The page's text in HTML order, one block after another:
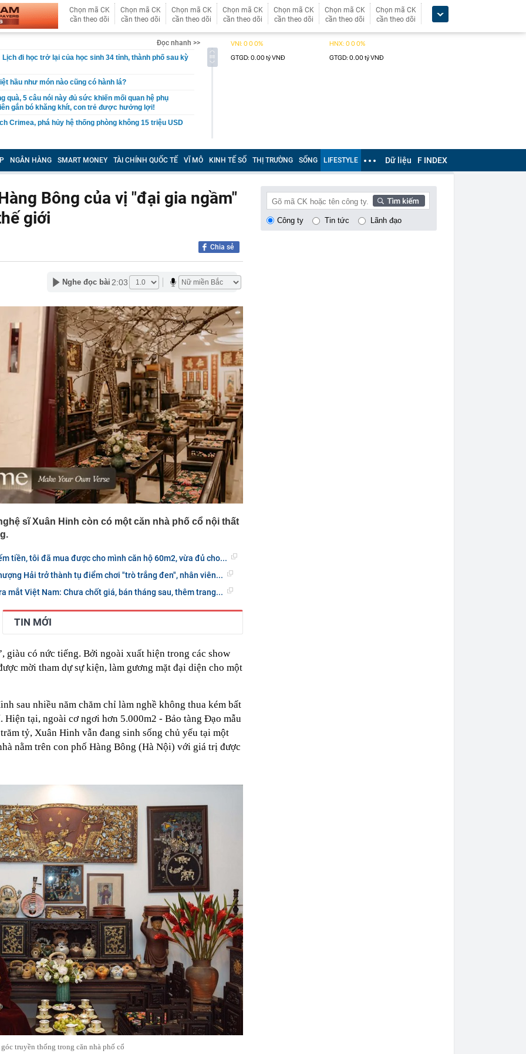
Chọn mã CK
cần theo dõi
Chọn mã CK
cần theo dõi
Chọn mã CK
cần theo dõi
Chọn mã CK
cần theo dõi
Chọn mã CK
cần theo dõi
Chọn mã CK
cần theo dõi
Chọn mã CK
cần theo dõi
Đọc nhanh >>
Lịch đi học trở lại của học sinh 34 tỉnh, thành phố sau kỳ
hầu như món nào cũng có hành lá?
quà, 5 câu nói này đủ sức khiến mối quan hệ phụ
gắn bó khăng khít, con trẻ được hưởng lợi!
Crimea, phá hủy hệ thống phòng không 15 triệu USD
đốc Nhà hát Chèo Quân đội mua ô tô tặng sinh nhật
12 tuổi
"dính" gần 100 lần phạt nguội do chạy quá tốc độ quy
bực bội vì lộ tin về kho đạn dược Mỹ
Không khí tập thể dục sáng ở Việt Nam 'có tính gây
nữ ăn đều sẽ tốt cho dạ dày và sống thọ
đen nhẻm chụp ảnh cùng Quế Ngọc Hải: Giờ thành
hô tên là cả nước mong có bàn thắng
bất ngờ lớn: Nhược điểm chính sẽ sớm trở thành dĩ
nổi tiếng sau một đêm
định giá đất, bất động sản có hạ nhiệt?
bố sẽ xây 10.000 trạm đổi pin ô tô điện vào năm
triệu xe mỗi ngày chỉ với 3 phút
bỗng gây sốt MXH vì nữ sinh được lên trang bìa quá
cô gái này giờ đã là Tiến sĩ, giảng viên ĐH!
SN 2000 và 29 người trong chuyên án phức tạp,
Nga không đứng yên: Cuộc đua ai nhanh hơn đang
trận khác
đường sắt gần 9.000 tỷ ở Phú Quốc?
NGÂN HÀNG SMART MONEY TÀI CHÍNH QUỐC TẾ VĨ MÔ KINH TẾ SỐ THỊ TRƯỜNG SỐNG LIFESTYLE Dữ liệu F INDEX
Bông của vị "đại gia ngầm"
giới
Chia sẻ
Nghe đọc bài 2:03
sĩ Xuân Hinh còn có một căn nhà phố cổ nội thất
tiền, tôi đã mua được cho mình căn hộ 60m2, vừa đủ cho...
Hải trở thành tụ điểm chơi "trò trắng đen", nhân viên...
mắt Việt Nam: Chưa chốt giá, bán tháng sau, thêm trang...
TIN MỚI
giàu có nức tiếng. Bởi ngoài xuất hiện trong các show
mời tham dự sự kiện, làm gương mặt đại diện cho một
sau nhiều năm chăm chỉ làm nghề không thua kém bất
tại, ngoài cơ ngơi hơn 5.000m2 - Bảo tàng Đạo mẫu
tỷ, Xuân Hinh vẫn đang sinh sống chủ yếu tại một
nằm trên con phố Hàng Bông (Hà Nội) với giá trị được
truyền thống trong căn nhà phố cổ
Công ty Tin tức Lãnh đạo